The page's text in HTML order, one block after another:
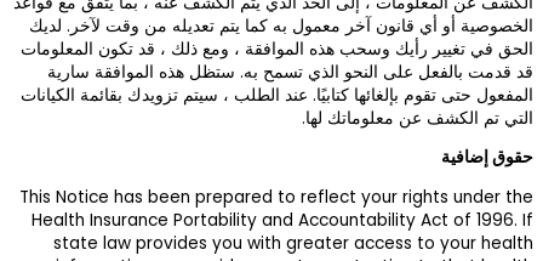
من وقت لآخر. لديك
قد تكون المعلومات
الموافقة سارية
بقائمة الكيانات
This Notice has
Health
state law